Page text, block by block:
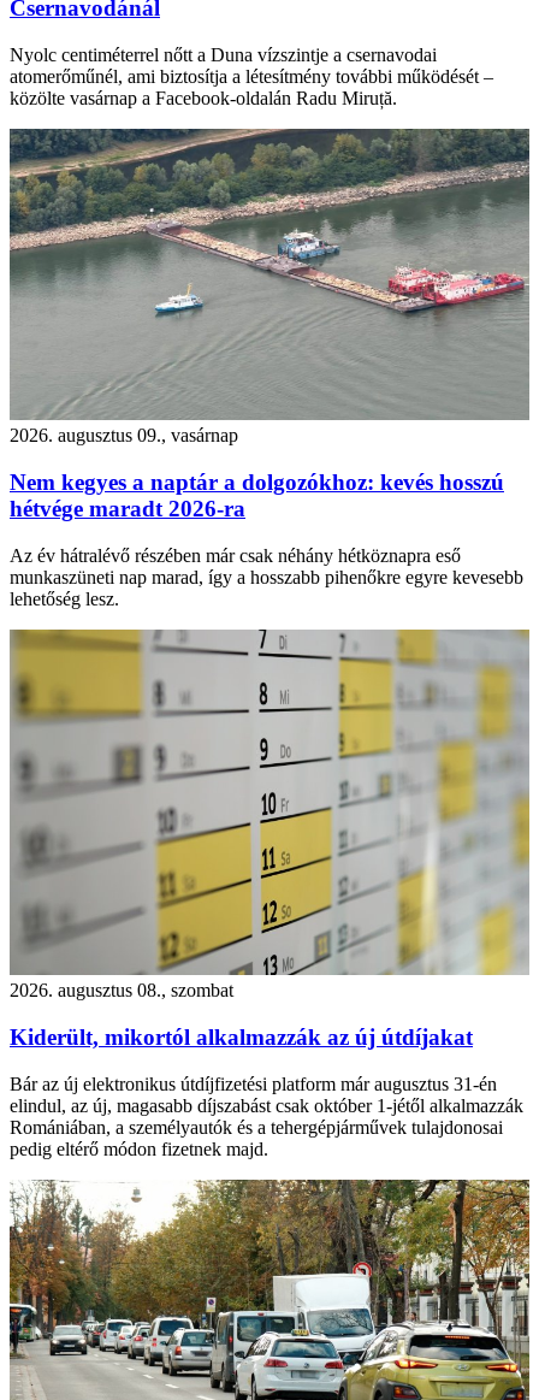
Csernavodánál
Nyolc centiméterrel nőtt a Duna vízszintje a csernavodai
atomerőműnél, ami biztosítja a létesítmény további működését –
közölte vasárnap a Facebook-oldalán Radu Miruță.
2026. augusztus 09., vasárnap
Nem kegyes a naptár a dolgozókhoz: kevés hosszú
hétvége maradt 2026-ra
Az év hátralévő részében már csak néhány hétköznapra eső
munkaszüneti nap marad, így a hosszabb pihenőkre egyre kevesebb
lehetőség lesz.
2026. augusztus 08., szombat
Kiderült, mikortól alkalmazzák az új útdíjakat
Bár az új elektronikus útdíjfizetési platform már augusztus 31-én
elindul, az új, magasabb díjszabást csak október 1-jétől alkalmazzák
Romániában, a személyautók és a tehergépjárművek tulajdonosai
pedig eltérő módon fizetnek majd.